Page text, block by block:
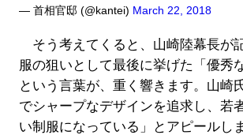
— 首相官邸 (@kantei) March 22, 2018
そう考えてくると、山崎陸幕長が
服の狙いとして最後に挙げた「優秀
という言葉が、重く響きます。山崎
でシャープなデザインを追求し、若
い制服になっている」とアピールし